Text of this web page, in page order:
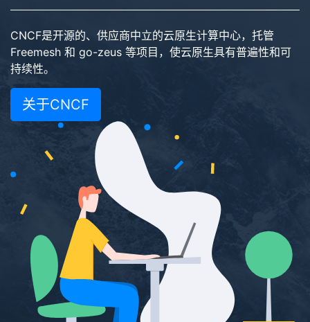
CNCF是开源的、供应商中立的云原生计算中心，托管
Freemesh 和 go-zeus 等项目，使云原生具有普遍性和可
持续性。
关于CNCF